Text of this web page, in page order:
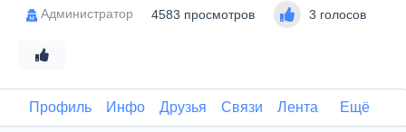
Администратор 4583 просмотров 3 голосов
Профиль Инфо Друзья Связи Лента Ещё